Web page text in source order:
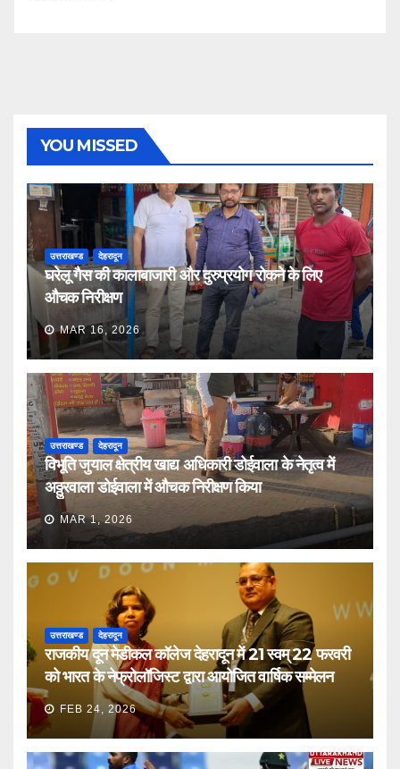
YOU MISSED
उत्तराखण्ड देहरादून
घरेलू गैस की कालाबाजारी और दुरुप्रयोग रोकने के लिए
औचक निरीक्षण
MAR 16, 2026
उत्तराखण्ड देहरादून
विभूति जुयाल क्षेत्रीय खाद्य अधिकारी डोईवाला के नेतृत्व में
अठ्ठुरवाला डोईवाला में औचक निरीक्षण किया
MAR 1, 2026
उत्तराखण्ड देहरादून
राजकीय दून मेडीकल कॉलेज देहरादून में 21 स्वम् 22 फरवरी
को भारत के नेफ्रोलॉजिस्ट द्वारा आयोजित वार्षिक सम्मेलन
FEB 24, 2026